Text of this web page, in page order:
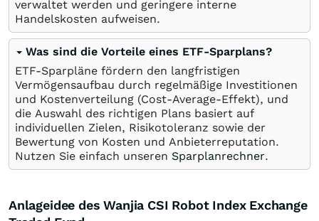
verwaltet werden und geringere interne
Handelskosten aufweisen.
Was sind die Vorteile eines ETF-Sparplans?
ETF-Sparpläne fördern den langfristigen
Vermögensaufbau durch regelmäßige Investitionen
und Kostenverteilung (Cost-Average-Effekt), und
die Auswahl des richtigen Plans basiert auf
individuellen Zielen, Risikotoleranz sowie der
Bewertung von Kosten und Anbieterreputation.
Nutzen Sie einfach unseren Sparplanrechner.
Anlageidee des Wanjia CSI Robot Index Exchange